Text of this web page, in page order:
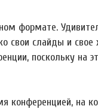
формате.
свои слайды и свое
поскольку на
конференцией, на